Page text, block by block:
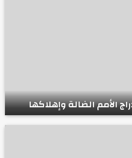
الأمم الضالة وإهلاكها